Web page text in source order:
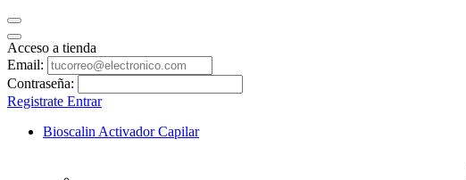
Acceso a tienda
Email:
Contraseña:
Registrate Entrar
Bioscalin Activador Capilar